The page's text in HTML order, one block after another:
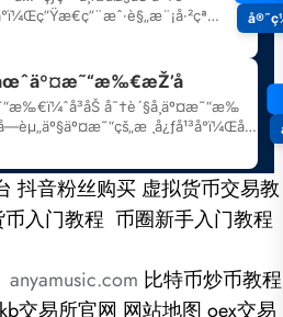
抖音粉丝购买虚拟货币交易教
入门教程 币圈新手入门教程
比特币炒币教程
交易所官网 网站地图 oex交易